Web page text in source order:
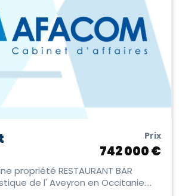
Prix
742 000 €
propriété RESTAURANT BAR
de l' Aveyron en Occitanie.